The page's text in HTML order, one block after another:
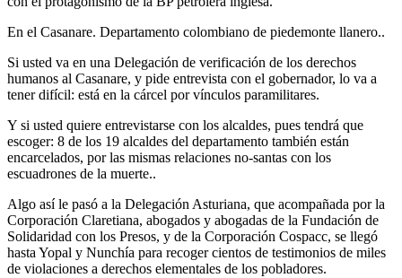
En el Casanare. Departamento colombiano de piedemonte llanero..
Si usted va en una Delegación de verificación de los derechos
humanos al Casanare, y pide entrevista con el gobernador, lo va a
tener difícil: está en la cárcel por vínculos paramilitares.
Y si usted quiere entrevistarse con los alcaldes, pues tendrá que
escoger: 8 de los 19 alcaldes del departamento también están
encarcelados, por las mismas relaciones no-santas con los
escuadrones de la muerte..
Algo así le pasó a la Delegación Asturiana, que acompañada por la
Corporación Claretiana, abogados y abogadas de la Fundación de
Solidaridad con los Presos, y de la Corporación Cospacc, se llegó
hasta Yopal y Nunchía para recoger cientos de testimonios de miles
de violaciones a derechos elementales de los pobladores.